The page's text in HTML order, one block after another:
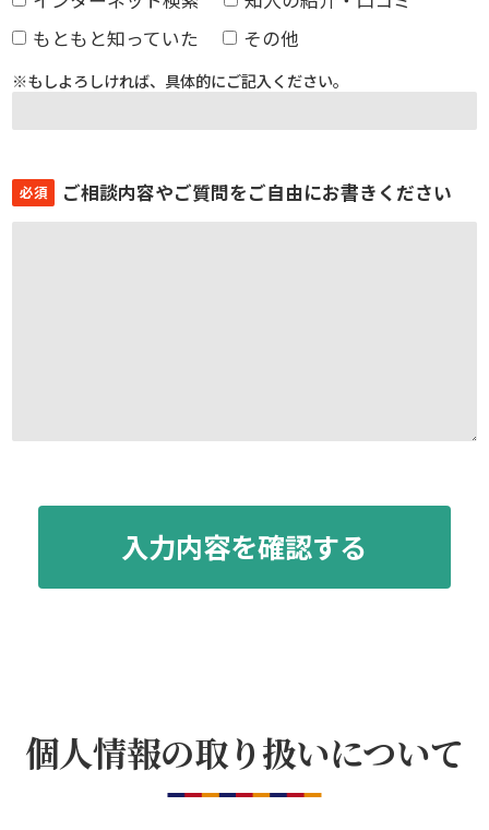
もともと知っていた
その他
※もしよろしければ、具体的にご記入ください。
必須 ご相談内容やご質問をご自由にお書きください
個人情報の取り扱いについて